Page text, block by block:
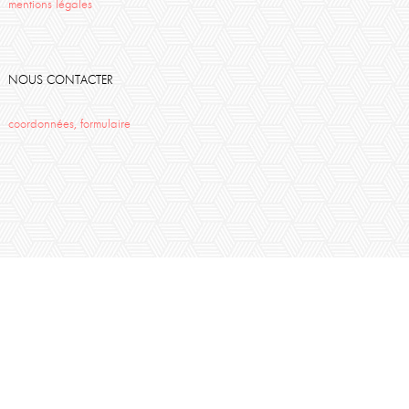
mentions légales
NOUS CONTACTER
coordonnées, formulaire